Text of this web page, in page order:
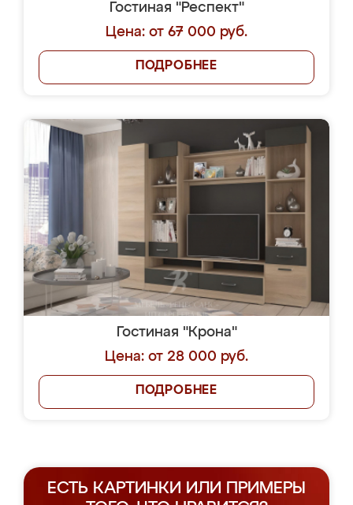
Гостиная "Респект"
Цена: от 67 000 руб.
ПОДРОБНЕЕ
Гостиная "Крона"
Цена: от 28 000 руб.
ПОДРОБНЕЕ
ЕСТЬ КАРТИНКИ ИЛИ ПРИМЕРЫ